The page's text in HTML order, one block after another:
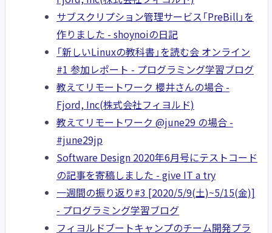
サブスクリプション管理サービス「PreBill」を
作りました - shoynoiの日記
「新しいLinuxの教科書」を読む会 オンライン
#1 参加レポート - プログラミング学習ブログ
教えてリモートワーク 櫻井さんの場合 -
Fjord, Inc(株式会社フィヨルド)
教えてリモートワーク @june29 の場合 -
#june29jp
Software Design 2020年6月号にテストコード
の記事を寄稿しました - give IT a try
一週間の振り返り#3 [2020/5/9(土)~5/15(金)]
- プログラミング学習ブログ
フィヨルドブートキャンプのチーム開発プラ